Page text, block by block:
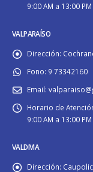
9:00 AM a 13:00 PM
VALPARAÍSO
Dirección:
Fono: 9 73342160
Email:
Horario de
9:00 AM a 13:00 PM
VALDIVIA
Dirección: